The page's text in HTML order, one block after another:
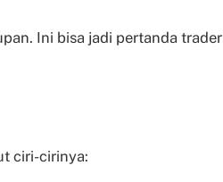
Ini bisa jadi pertanda trader
ciri-cirinya: